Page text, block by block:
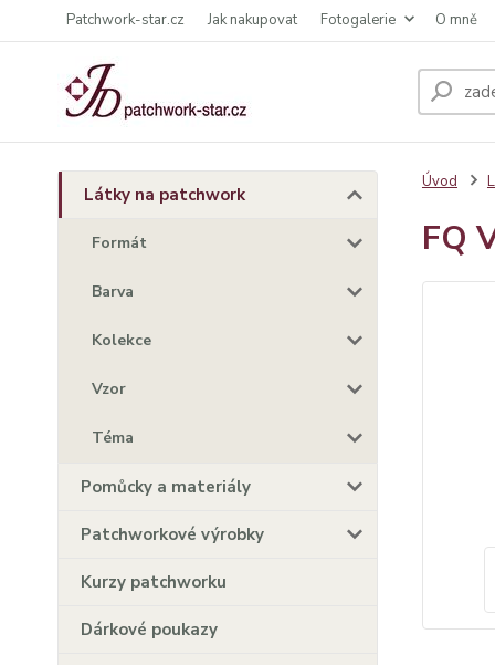
Patchwork-star.cz Jak nakupovat Fotogalerie O mně
Látky na patchwork
Formát
Barva
Kolekce
Vzor
Téma
Pomůcky a materiály
Patchworkové výrobky
Kurzy patchworku
Dárkové poukazy
Úvod
FQ